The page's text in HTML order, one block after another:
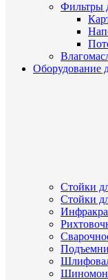
Фильтры
Оборудование
Стойки
Стойки